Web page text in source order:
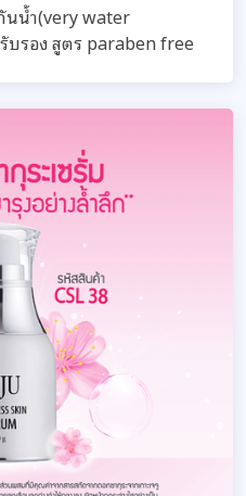
นน้ำ(very water
รอง สูตร paraben free